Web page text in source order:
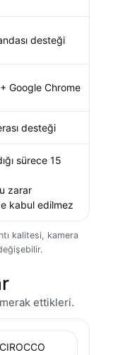
desteği
Google Chrome
desteği
sürece 15
zarar
kabul edilmez
kalitesi, kamera
merak ettikleri.